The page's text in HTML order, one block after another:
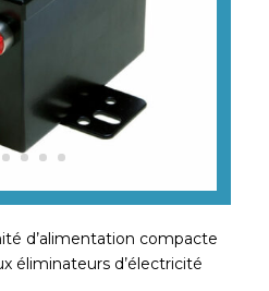
d’alimentation compacte
éliminateurs d’électricité